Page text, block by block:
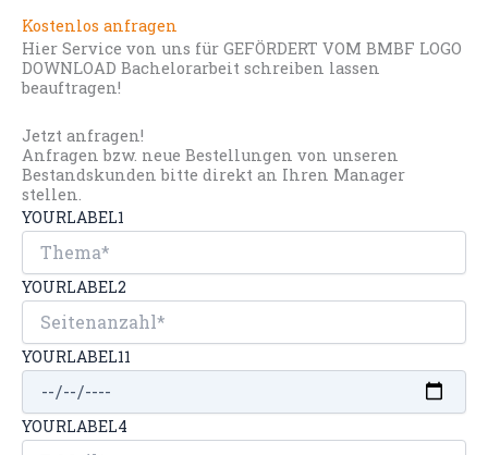
Kostenlos anfragen
Hier Service von uns für GEFÖRDERT VOM BMBF LOGO
DOWNLOAD Bachelorarbeit schreiben lassen
beauftragen!
Jetzt anfragen!
Anfragen bzw. neue Bestellungen von unseren
Bestandskunden bitte direkt an Ihren Manager
stellen.
YOURLABEL1
YOURLABEL2
YOURLABEL11
YOURLABEL4